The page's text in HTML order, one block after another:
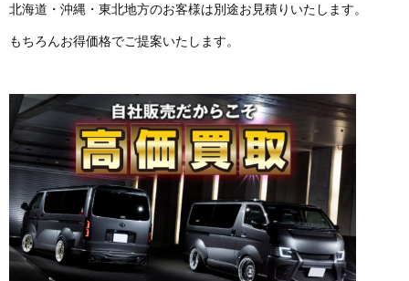
北海道・沖縄・東北地方のお客様は別途お見積りいたします。
もちろんお得価格でご提案いたします。